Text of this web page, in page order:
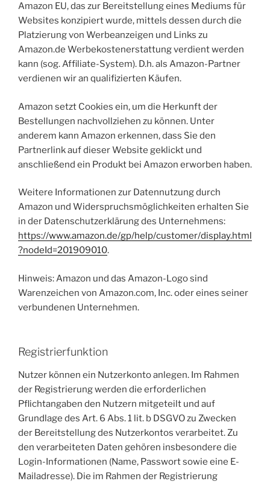
Amazon EU, das zur Bereitstellung eines Mediums für
Websites konzipiert wurde, mittels dessen durch die
Platzierung von Werbeanzeigen und Links zu
Amazon.de Werbekostenerstattung verdient werden
kann (sog. Affiliate-System). D.h. als Amazon-Partner
verdienen wir an qualifizierten Käufen.
Amazon setzt Cookies ein, um die Herkunft der
Bestellungen nachvollziehen zu können. Unter
anderem kann Amazon erkennen, dass Sie den
Partnerlink auf dieser Website geklickt und
anschließend ein Produkt bei Amazon erworben haben.
Weitere Informationen zur Datennutzung durch
Amazon und Widerspruchsmöglichkeiten erhalten Sie
in der Datenschutzerklärung des Unternehmens:
https://www.amazon.de/gp/help/customer/display.html
?nodeId=201909010.
Hinweis: Amazon und das Amazon-Logo sind
Warenzeichen von Amazon.com, Inc. oder eines seiner
verbundenen Unternehmen.
Registrierfunktion
Nutzer können ein Nutzerkonto anlegen. Im Rahmen
der Registrierung werden die erforderlichen
Pflichtangaben den Nutzern mitgeteilt und auf
Grundlage des Art. 6 Abs. 1 lit. b DSGVO zu Zwecken
der Bereitstellung des Nutzerkontos verarbeitet. Zu
den verarbeiteten Daten gehören insbesondere die
Login-Informationen (Name, Passwort sowie eine E-
Mailadresse). Die im Rahmen der Registrierung